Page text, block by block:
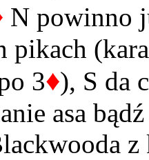
N powinno
pikach
3♦), S da
asa